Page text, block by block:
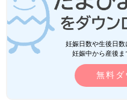
前の話
ヤイヤ期[10年ぶりに
出産しました#184]
妊娠日数や生後日
妊娠中から産後ま
無料ダ